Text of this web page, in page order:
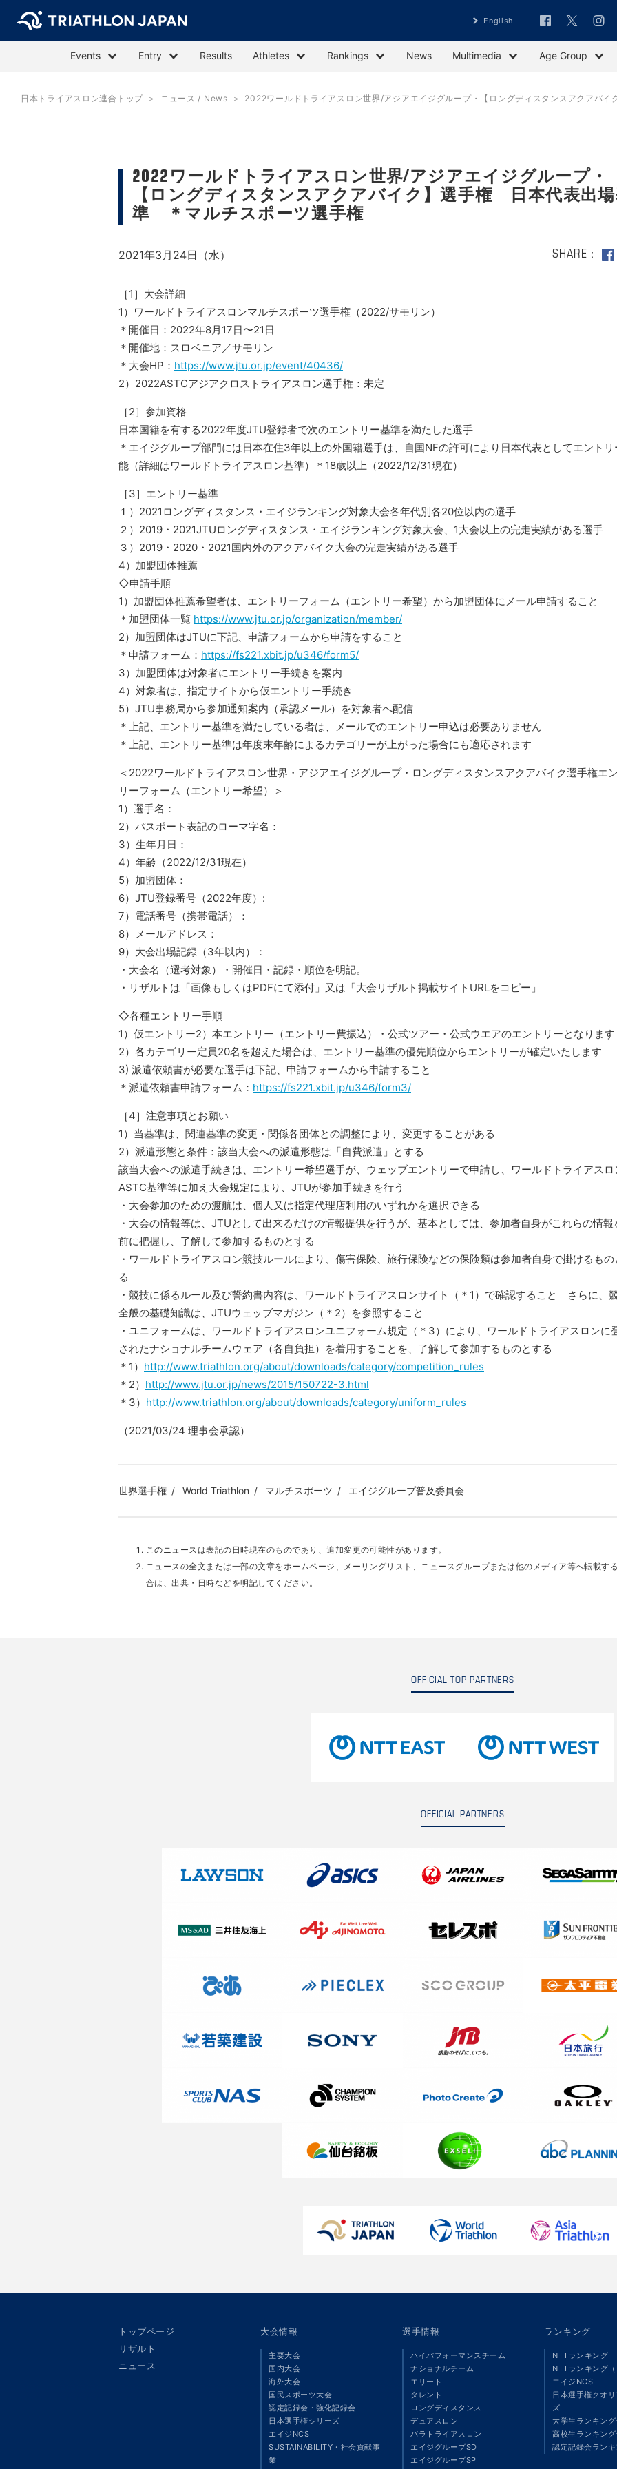
English
Events Entry Results Athletes Rankings News Multimedia Age Group
日本トライアスロン連合トップ ニュース / News 2022ワールドトライアスロン世界/アジアエイジグループ・【ロングディスタンスアクアバ
2022ワールドトライアスロン世界/アジアエイジグループ・
【ロングディスタンスアクアバイク】選手権 日本代表出
準 ＊マルチスポーツ選手権
2021年3月24日（水） SHARE
［1］大会詳細
1）ワールドトライアスロンマルチスポーツ選手権（2022/サモリン）
＊開催日：2022年8月17日〜21日
＊開催地：スロベニア／サモリン
＊大会HP： https://www.jtu.or.jp/event/40436/
2）2022ASTCアジアクロストライアスロン選手権：未定
［2］参加資格
日本国籍を有する2022年度JTU登録者で次のエントリー基準を満たした選手
＊エイジグループ部門には日本在住3年以上の外国籍選手は、自国NFの許可により日本代表としてエントリ
能（詳細はワールドトライアスロン基準）＊18歳以上（2022/12/31現在）
［3］エントリー基準
１）2021ロングディスタンス・エイジランキング対象大会各年代別各20位以内の選手
２）2019・2021JTUロングディスタンス・エイジランキング対象大会、1大会以上の完走実績がある選手
３）2019・2020・2021国内外のアクアバイク大会の完走実績がある選手
4）加盟団体推薦
◇申請手順
1）加盟団体推薦希望者は、エントリーフォーム（エントリー希望）から加盟団体にメール申請すること
＊加盟団体一覧 https://www.jtu.or.jp/organization/member/
2）加盟団体はJTUに下記、申請フォームから申請をすること
＊申請フォーム： https://fs221.xbit.jp/u346/form5/
3）加盟団体は対象者にエントリー手続きを案内
4）対象者は、指定サイトから仮エントリー手続き
5）JTU事務局から参加通知案内（承認メール）を対象者へ配信
＊上記、エントリー基準を満たしている者は、メールでのエントリー申込は必要ありません
＊上記、エントリー基準は年度末年齢によるカテゴリーが上がった場合にも適応されます
＜2022ワールドトライアスロン世界・アジアエイジグループ・ロングディスタンスアクアバイク選手権エ
リーフォーム（エントリー希望）＞
1）選手名：
2）パスポート表記のローマ字名：
3）生年月日：
4）年齢（2022/12/31現在）
5）加盟団体：
6）JTU登録番号（2022年度）:
7）電話番号（携帯電話）：
8）メールアドレス：
9）大会出場記録（3年以内）：
・大会名（選考対象）・開催日・記録・順位を明記。
・リザルトは「画像もしくはPDFにて添付」又は「大会リザルト掲載サイトURLをコピー」
◇各種エントリー手順
1）仮エントリー2）本エントリー（エントリー費振込）・公式ツアー・公式ウエアのエントリーとなります
2）各カテゴリー定員20名を超えた場合は、エントリー基準の優先順位からエントリーが確定いたします
3) 派遣依頼書が必要な選手は下記、申請フォームから申請すること
＊派遣依頼書申請フォーム： https://fs221.xbit.jp/u346/form3/
［4］注意事項とお願い
1）当基準は、関連基準の変更・関係各団体との調整により、変更することがある
2）派遣形態と条件：該当大会への派遣形態は「自費派遣」とする
該当大会への派遣手続きは、エントリー希望選手が、ウェッブエントリーで申請し、ワールドトライアスロ
ASTC基準等に加え大会規定により、JTUが参加手続きを行う
・大会参加のための渡航は、個人又は指定代理店利用のいずれかを選択できる
・大会の情報等は、JTUとして出来るだけの情報提供を行うが、基本としては、参加者自身がこれらの情報
前に把握し、了解して参加するものとする
・ワールドトライアスロン競技ルールにより、傷害保険、旅行保険などの保険類は参加者自身で掛けるもの
る
・競技に係るルール及び誓約書内容は、ワールドトライアスロンサイト（＊1）で確認すること さらに、
全般の基礎知識は、JTUウェッブマガジン（＊2）を参照すること
・ユニフォームは、ワールドトライアスロンユニフォーム規定（＊3）により、ワールドトライアスロンに
されたナショナルチームウェア（各自負担）を着用することを、了解して参加するものとする
＊1） http://www.triathlon.org/about/downloads/category/competition_rules
＊2） http://www.jtu.or.jp/news/2015/150722-3.html
＊3） http://www.triathlon.org/about/downloads/category/uniform_rules
（2021/03/24 理事会承認）
世界選手権 World Triathlon マルチスポーツ エイジグループ普及委員会
このニュースは表記の日時現在のものであり、追加変更の可能性があります。
ニュースの全文または一部の文章をホームページ、メーリングリスト、ニュースグループまたは他のメディア等へ転載す
合は、出典・日時などを明記してください。
OFFICIAL TOP PARTNERS
OFFICIAL PARTNERS
トップページ
リザルト
ニュース
大会情報
主要大会
国内大会
海外大会
国民スポーツ大会
認定記録会・強化記録会
日本選手権シリーズ
エイジNCS
SUSTAINABILITY・社会貢献事
業
選手情報
ハイパフォーマンスチーム
ナショナルチーム
エリート
タレント
ロングディスタンス
デュアスロン
パラトライアスロン
エイジグループSD
エイジグループSP
ランキング
NTTランキング
NTTランキング
エイジNCS
日本選手権クオ
ズ
大学生ランキン
高校生ランキン
認定記録会ラン